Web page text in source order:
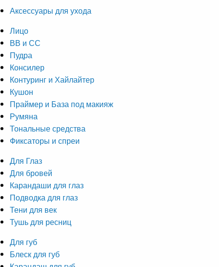
Аксессуары для ухода
Лицо
ВВ и СС
Пудра
Консилер
Контуринг и Хайлайтер
Кушон
Праймер и База под макияж
Румяна
Тональные средства
Фиксаторы и спреи
Для Глаз
Для бровей
Карандаши для глаз
Подводка для глаз
Тени для век
Тушь для ресниц
Для губ
Блеск для губ